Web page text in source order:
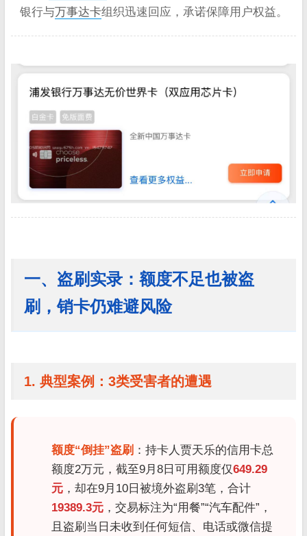
银行与万事达卡组织迅速回应，承诺保障用户权益。
一、盗刷实录：额度不足也被盗
刷，销卡仍难避风险
1. 典型案例：3类受害者的遭遇
额度“倒挂”盗刷 ：持卡人贾天乐的信用卡总
额度2万元，截至9月8日可用额度仅649.29
元 ，却在9月10日被境外盗刷3笔，合计
19389.3元 ，交易标注为“用餐”“汽车配件”，
且盗刷当日未收到任何短信、电话或微信提